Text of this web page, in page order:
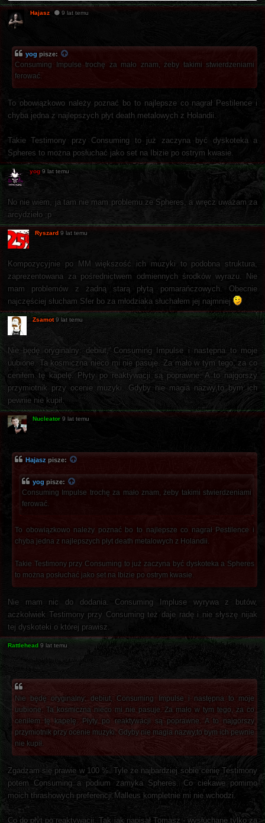
Hajasz 9 lat temu
yog pisze:
Consuming Impulse trochę za mało znam, żeby takimi stwierdzeniami
ferować.
To obowiązkowo należy poznać bo to najlepsze co nagrał Pestilence i
chyba jedna z najlepszych płyt death metalowych z Holandii.
Takie Testimony przy Consuming to już zaczyna być dyskoteka a
Spheres to można posłuchać jako set na Ibizie po ostrym kwasie.
yog 9 lat temu
No nie wiem, ja tam nie mam problemu ze Spheres, a wręcz uważam za
arcydzieło ;p
Ryszard 9 lat temu
Kompozycyjnie po MM większość ich muzyki to podobna struktura,
zaprezentowana za pośrednictwem odmiennych środków wyrazu. Nie
mam problemów z żadną starą płytą pomarańczowych. Obecnie
najczęściej słucham Sfer bo za młodziaka słuchałem jej najmniej
Zsamot 9 lat temu
Nie będę oryginalny: debiut, Consuming Impulse i następna to moje
uubione. Ta kosmiczna nieco mi nie pasuje. Za mało w tym tego, za co
ceniłem tę kapelę. Płyty po reaktywacji są poprawne. A to najgorszy
przymiotnik przy ocenie muzyki. Gdyby nie magia nazwy,to bym ich
pewnie nie kupił.
Nucleator 9 lat temu
Hajasz pisze:
yog pisze:
Consuming Impulse trochę za mało znam, żeby takimi stwierdzeniami
ferować.
To obowiązkowo należy poznać bo to najlepsze co nagrał Pestilence i
chyba jedna z najlepszych płyt death metalowych z Holandii.
Takie Testimony przy Consuming to już zaczyna być dyskoteka a Spheres
to można posłuchać jako set na Ibizie po ostrym kwasie.
Nie mam nic do dodania. Consuming Impluse wyrywa z butów,
aczkolwiek Testimony przy Consuming też daje radę i nie słyszę nijak
tej dyskoteki o której prawisz.
Rattlehead 9 lat temu
Nie będę oryginalny: debiut, Consuming Impulse i następna to moje
uubione. Ta kosmiczna nieco mi nie pasuje. Za mało w tym tego, za co
ceniłem tę kapelę. Płyty po reaktywacji są poprawne. A to najgorszy
przymiotnik przy ocenie muzyki. Gdyby nie magia nazwy,to bym ich pewnie
nie kupił.
Zgadzam się prawie w 100 %. Tyle że najbardziej sobie cenię Testimony
potem Consuming a podium zamyka Spheres. Co ciekawe pomimo
moich thrashowych preferencji Malleus kompletnie mi nie wchodzi.
Co do płyt po reaktywacji. Tak jak napisał Tomasz - wysłuchane tylko za